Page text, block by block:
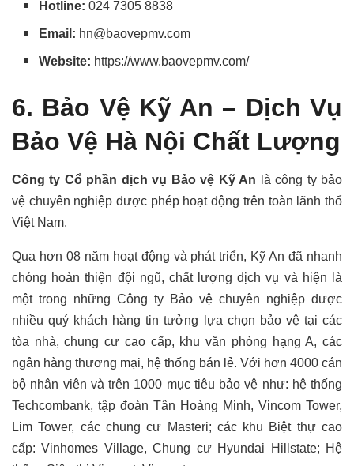
Hotline:024 7305 8838
Email: hn@baovepmv.com
Website: https://www.baovepmv.com/
6. Bảo Vệ Kỹ An – Dịch Vụ
Bảo Vệ Hà Nội Chất Lượng
Công ty Cổ phần dịch vụ Bảo vệ Kỹ An là công ty bảo
vệ chuyên nghiệp được phép hoạt động trên toàn lãnh thổ
Việt Nam.
Qua hơn 08 năm hoạt động và phát triển, Kỹ An đã nhanh
chóng hoàn thiện đội ngũ, chất lượng dịch vụ và hiện là
một trong những Công ty Bảo vệ chuyên nghiệp được
nhiều quý khách hàng tin tưởng lựa chọn bảo vệ tại các
tòa nhà, chung cư cao cấp, khu văn phòng hạng A, các
ngân hàng thương mại, hệ thống bán lẻ. Với hơn 4000 cán
bộ nhân viên và trên 1000 mục tiêu bảo vệ như: hệ thống
Techcombank, tập đoàn Tân Hoàng Minh, Vincom Tower,
Lim Tower, các chung cư Masteri; các khu Biệt thự cao
cấp: Vinhomes Village, Chung cư Hyundai Hillstate; Hệ